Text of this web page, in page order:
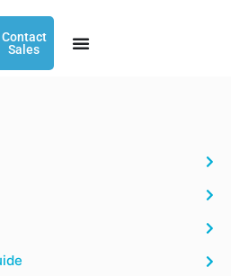
Contact
Sales